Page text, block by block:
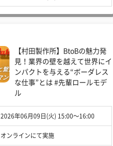
【村田製作所】BtoBの魅力発
見！業界の壁を越えて世界にイ
ンパクトを与える“ボーダレス
な仕事”とは #先輩ロールモデ
ル
2026年06月09日(火) 15:00〜16:00
オンラインにて実施